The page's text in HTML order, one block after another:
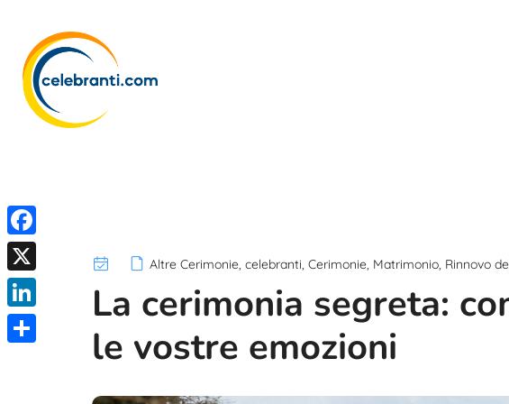
Altre Cerimonie, celebranti, Cerimonie, Matrimonio, Rinnovo
La cerimonia segreta:
le vostre emozioni
F
a
c
e
X
L